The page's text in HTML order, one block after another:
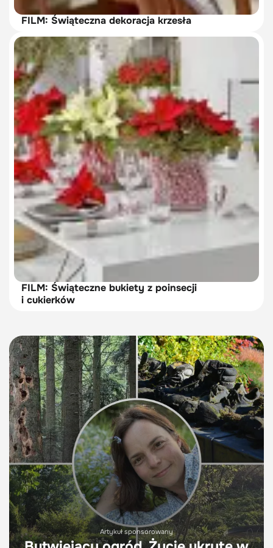
FILM: Świąteczna dekoracja krzesła
FILM: Świąteczne bukiety z poinsecji
i cukierków
Artykuł sponsorowany